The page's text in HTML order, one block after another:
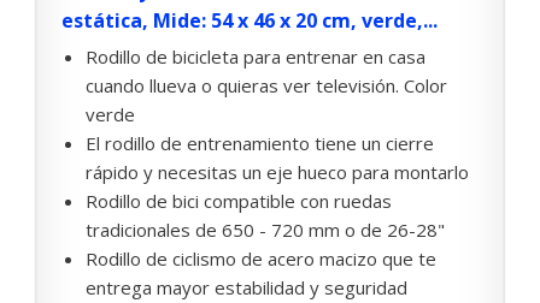
estática, Mide: 54 x 46 x 20 cm, verde,...
Rodillo de bicicleta para entrenar en casa
cuando llueva o quieras ver televisión. Color
verde
El rodillo de entrenamiento tiene un cierre
rápido y necesitas un eje hueco para montarlo
Rodillo de bici compatible con ruedas
tradicionales de 650 - 720 mm o de 26-28"
Rodillo de ciclismo de acero macizo que te
entrega mayor estabilidad y seguridad